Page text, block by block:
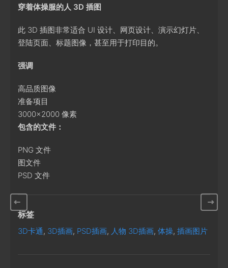
穿着体操服的人 3D 插图
此 3D 插图非常适合 UI 设计、网页设计、演示幻灯片、
登陆页面、标题图像，甚至用于打印目的。
强调
高品质图像
准备项目
3000x2000 像素
包含的文件：
PNG 文件
图文件
PSD 文件
标签
3D卡通, 3D插画, PSD插画, 人物 3D插画, 体操, 插画图片